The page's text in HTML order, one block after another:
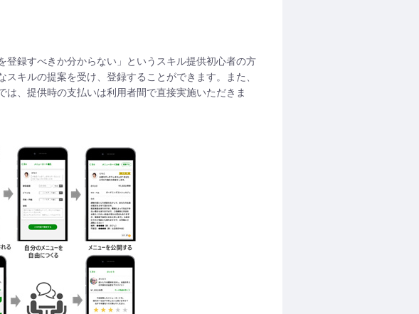
録すべきか分からない」というスキル提供初心者の方
キルの提案を受け、登録することができます。また、
、提供時の支払いは利用者間で直接実施いただきま